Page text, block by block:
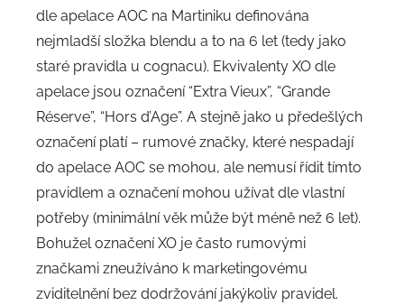
dle apelace AOC na Martiniku definována
nejmladší složka blendu a to na 6 let (tedy jako
staré pravidla u cognacu). Ekvivalenty XO dle
apelace jsou označení “Extra Vieux”, “Grande
Réserve”, “Hors d’Age”. A stejně jako u předešlých
označení platí – rumové značky, které nespadají
do apelace AOC se mohou, ale nemusí řídit tímto
pravidlem a označení mohou užívat dle vlastní
potřeby (minimální věk může být méně než 6 let).
Bohužel označení XO je často rumovými
značkami zneužíváno k marketingovému
zviditelnění bez dodržování jakýkoliv pravidel.